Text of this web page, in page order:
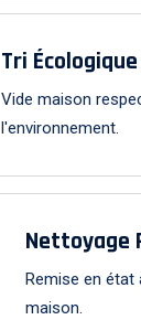
Tri Écologique
Vide maison
l'environnement.
Nettoyage
Remise en état
maison.